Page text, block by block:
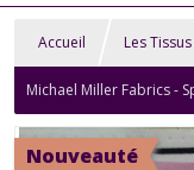
Accueil Les Tissus
Michael Miller Fabrics -
Nouveauté